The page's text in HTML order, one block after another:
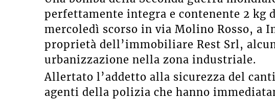
perfettamente integra e contenente 2
mercoledì scorso in via Molino Rosso, a
proprietà dell’immobiliare Rest Srl,
urbanizzazione nella zona industriale.
Allertato l’addetto alla sicurezza del
agenti della polizia che hanno